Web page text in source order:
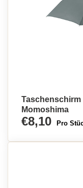
Momoshima
€8,10 Pro